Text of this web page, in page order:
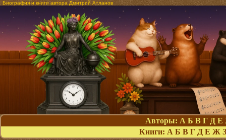
Биография и книги автора Дмитрий Атланов
Авторы: А Б В Г Д Е
Книги: А Б В Г Д Е Ж З